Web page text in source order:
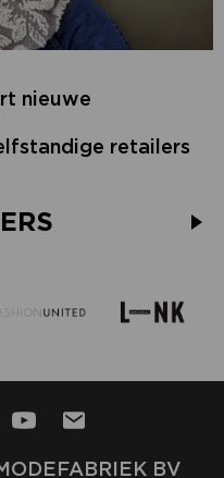
nieuwe
retailers
BV